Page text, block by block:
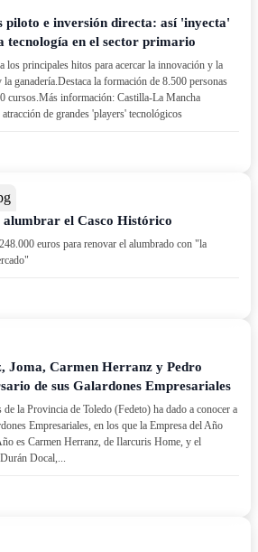
piloto e inversión directa: así 'inyecta'
tecnología en el sector primario
los principales hitos para acercar la innovación y la
ganadería.Destaca la formación de 8.500 personas
cursos.Más información: Castilla-La Mancha
de grandes 'players' tecnológicos
el Casco Histórico
euros para renovar el alumbrado con "la
Joma, Carmen Herranz y Pedro
de sus Galardones Empresariales
la Provincia de Toledo (Fedeto) ha dado a conocer a
Empresariales, en los que la Empresa del Año
es Carmen Herranz, de Ilarcuris Home, y el
Docal,...